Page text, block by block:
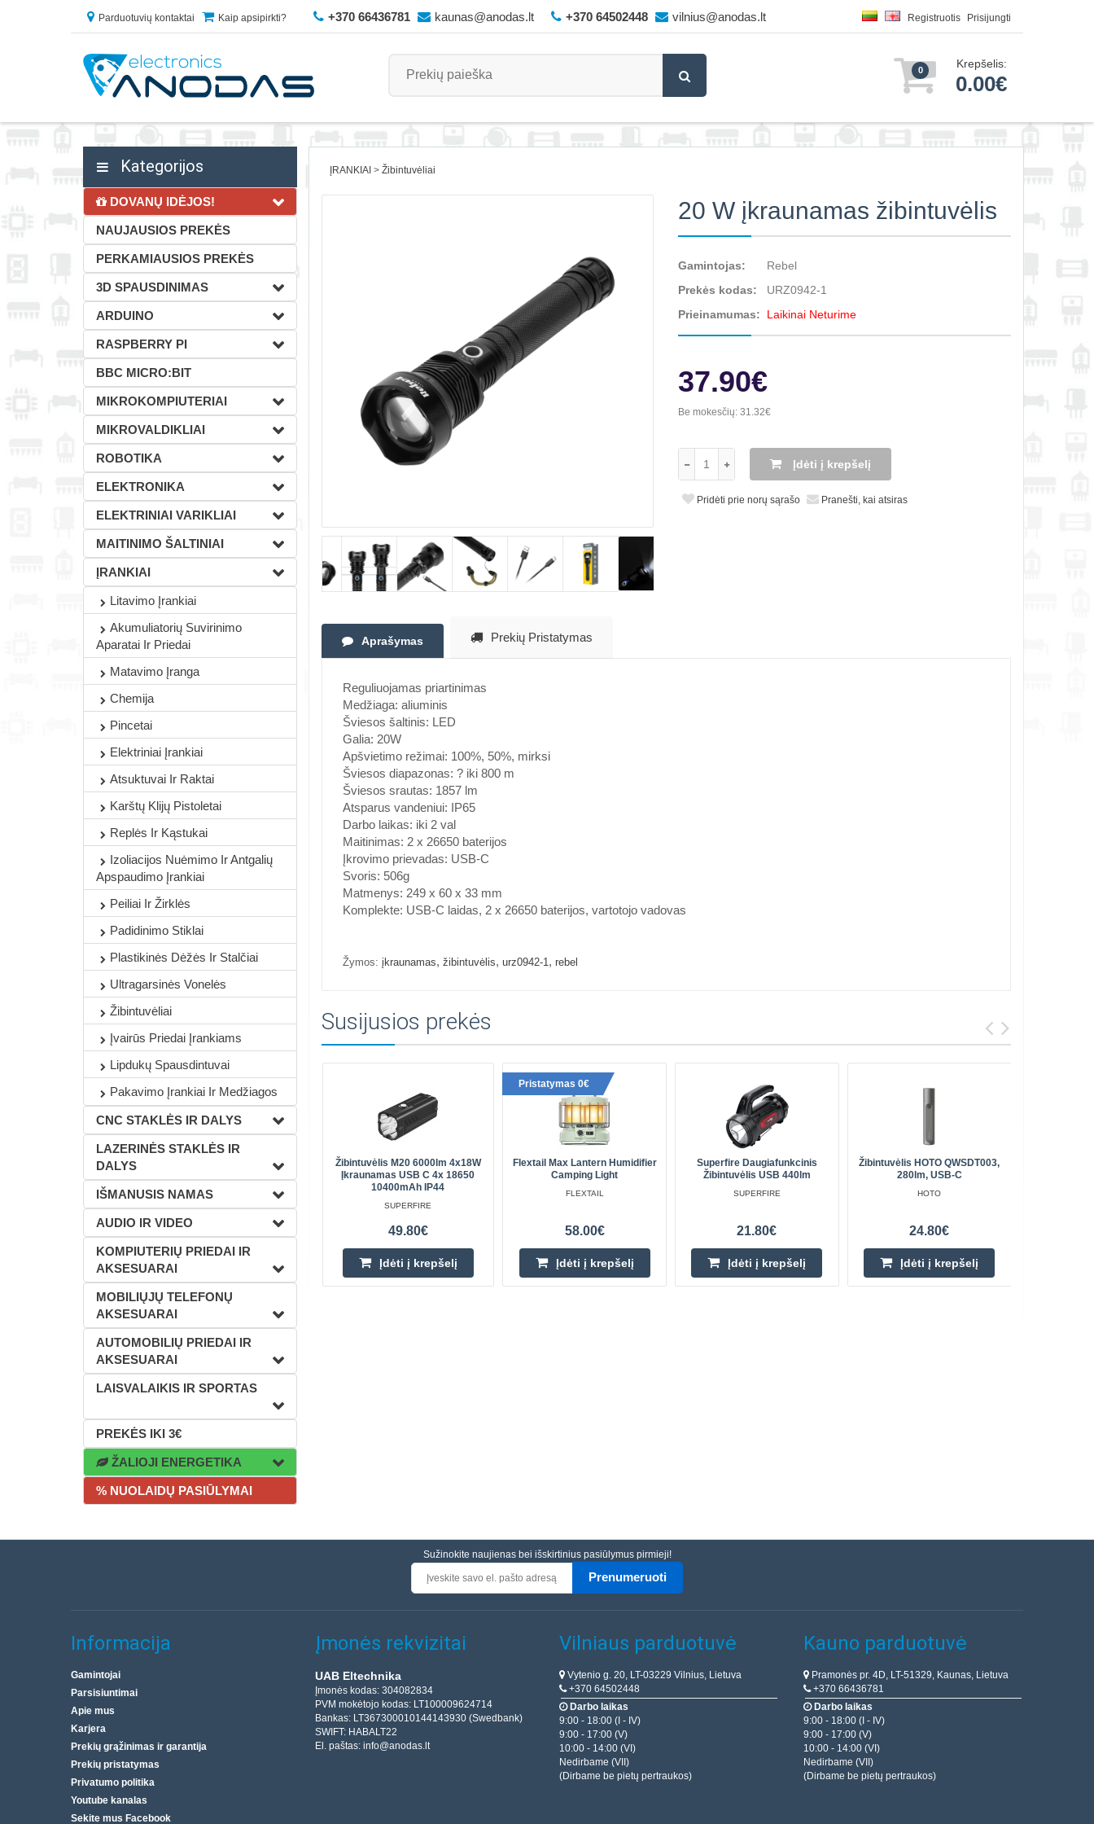
Parduotuvių kontaktai Kaip apsipirkti? +370 66436781 kaunas@anodas.lt +370 64502448 vilnius@anodas.lt Registruotis Prisijungti
0 Krepšelis:
0.00€
Kategorijos
DOVANŲ IDĖJOS!
NAUJAUSIOS PREKĖS
PERKAMIAUSIOS PREKĖS
3D SPAUSDINIMAS
ARDUINO
RASPBERRY PI
BBC MICRO:BIT
MIKROKOMPIUTERIAI
MIKROVALDIKLIAI
ROBOTIKA
ELEKTRONIKA
ELEKTRINIAI VARIKLIAI
MAITINIMO ŠALTINIAI
ĮRANKIAI
Litavimo Įrankiai
Akumuliatorių Suvirinimo
Aparatai Ir Priedai
Matavimo Įranga
Chemija
Pincetai
Elektriniai Įrankiai
Atsuktuvai Ir Raktai
Karštų Klijų Pistoletai
Replės Ir Kąstukai
Izoliacijos Nuėmimo Ir Antgalių
Apspaudimo Įrankiai
Peiliai Ir Žirklės
Padidinimo Stiklai
Plastikinės Dėžės Ir Stalčiai
Ultragarsinės Vonelės
Žibintuvėliai
Įvairūs Priedai Įrankiams
Lipdukų Spausdintuvai
Pakavimo Įrankiai Ir Medžiagos
CNC STAKLĖS IR DALYS
LAZERINĖS STAKLĖS IR
DALYS
IŠMANUSIS NAMAS
AUDIO IR VIDEO
KOMPIUTERIŲ PRIEDAI IR
AKSESUARAI
MOBILIŲJŲ TELEFONŲ
AKSESUARAI
AUTOMOBILIŲ PRIEDAI IR
AKSESUARAI
LAISVALAIKIS IR SPORTAS
PREKĖS IKI 3€
ŽALIOJI ENERGETIKA
% NUOLAIDŲ PASIŪLYMAI
ĮRANKIAI Žibintuvėliai
20 W įkraunamas žibintuvėlis
Gamintojas:
Rebel
Prekės kodas:
URZ0942-1
Prieinamumas:
Laikinai Neturime
37.90€
Be mokesčių:31.32€
Įdėti į krepšelį
Pridėti prie norų sąrašo Pranešti, kai atsiras
Aprašymas Prekių Pristatymas
Reguliuojamas priartinimas
Medžiaga: aliuminis
Šviesos šaltinis: LED
Galia: 20W
Apšvietimo režimai: 100%, 50%, mirksi
Šviesos diapazonas: ? iki 800 m
Šviesos srautas: 1857 lm
Atsparus vandeniui: IP65
Darbo laikas: iki 2 val
Maitinimas: 2 x 26650 baterijos
Įkrovimo prievadas: USB-C
Svoris: 506g
Matmenys: 249 x 60 x 33 mm
Komplekte: USB-C laidas, 2 x 26650 baterijos, vartotojo vadovas
Žymos: įkraunamas, žibintuvėlis, urz0942-1 , rebel
Susijusios prekės
Žibintuvėlis M20 6000lm 4x18W
Įkraunamas USB C 4x 18650
10400mAh IP44
SUPERFIRE
49.80€
Įdėti į krepšelį
Pristatymas 0€
Flextail Max Lantern Humidifier
Camping Light
FLEXTAIL
58.00€
Įdėti į krepšelį
Superfire Daugiafunkcinis
Žibintuvėlis USB 440lm
SUPERFIRE
21.80€
Įdėti į krepšelį
Žibintuvėlis HOTO QWSDT003,
280lm, USB-C
HOTO
24.80€
Įdėti į krepšelį
Sužinokite naujienas bei išskirtinius pasiūlymus pirmieji!
Prenumeruoti
Informacija
Gamintojai
Parsisiuntimai
Apie mus
Karjera
Prekių grąžinimas ir garantija
Prekių pristatymas
Privatumo politika
Youtube kanalas
Sekite mus Facebook
Įmonės rekvizitai
UAB Eltechnika
Įmonės kodas: 304082834
PVM mokėtojo kodas: LT100009624714
Bankas: LT367300010144143930 (Swedbank)
SWIFT: HABALT22
El. paštas: info@anodas.lt
Vilniaus parduotuvė
Vytenio g. 20, LT-03229 Vilnius, Lietuva
+370 64502448
Darbo laikas
9:00 - 18:00 (I - IV)
9:00 - 17:00 (V)
10:00 - 14:00 (VI)
Nedirbame (VII)
(Dirbame be pietų pertraukos)
Kauno parduotuvė
Pramonės pr. 4D, LT-51329, Kaunas, Lietuva
+370 66436781
Darbo laikas
9:00 - 18:00 (I - IV)
9:00 - 17:00 (V)
10:00 - 14:00 (VI)
Nedirbame (VII)
(Dirbame be pietų pertraukos)